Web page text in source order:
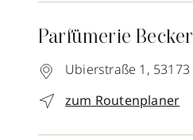
Parfümerie Becker
Ubierstraße 1, 53173
zum Routenplaner